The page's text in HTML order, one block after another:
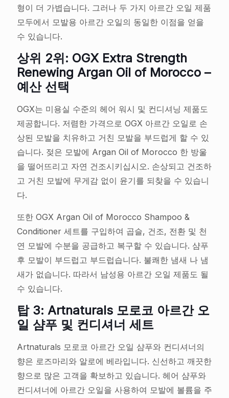
형이 더 가볍습니다. 그러나 두 가지 아르간 오일 제품
모두에서 모발용 아르간 오일의 동일한 이점을 얻을
수 있습니다.
상위 2위: OGX Extra Strength
Renewing Argan Oil of Morocco –
예산 선택
OGX는 미용실 수준의 헤어 워시 및 컨디셔닝 제품도
제공합니다. 저렴한 가격으로 OGX 아르간 오일로 손
상된 모발을 치유하고 거친 모발을 부드럽게 할 수 있
습니다. 젖은 모발에 Argan Oil of Morocco 한 방울
을 떨어뜨리고 자연 건조시키십시오. 손상되고 건조하
고 거친 모발에 무게감 없이 윤기를 되찾을 수 있습니
다.
또한 OGX Argan Oil of Morocco Shampoo &
Conditioner 세트를 구입하여 곱슬, 건조, 전환 및 천
연 모발에 수분을 공급하고 복구할 수 있습니다. 샴푸
후 모발이 부드럽고 부드럽습니다. 불쾌한 냄새 나 냄
새가 없습니다. 따라서 남성용 아르간 오일 제품도 될
수 있습니다.
탑 3: Artnaturals 모로코 아르간 오
일 샴푸 및 컨디셔너 세트
Artnaturals 모로코 아르간 오일 샴푸와 컨디셔너의
향은 로즈마리와 알로에 베라입니다. 신선하고 깨끗한
향으로 많은 고객을 확보하고 있습니다. 헤어 샴푸와
컨디셔너에 아르간 오일을 사용하여 모발에 볼륨을 주